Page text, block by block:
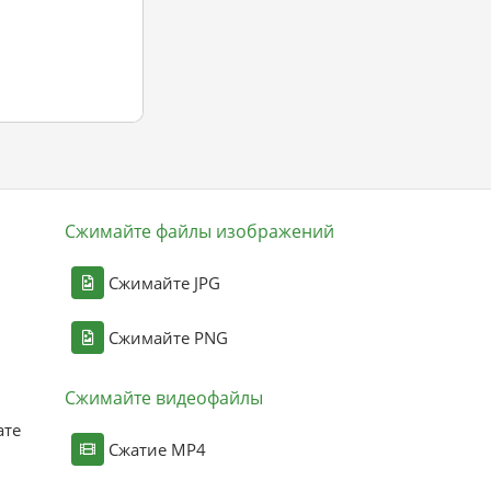
Сжимайте файлы изображений
Сжимайте JPG
Сжимайте PNG
Сжимайте видеофайлы
Сжатие MP4